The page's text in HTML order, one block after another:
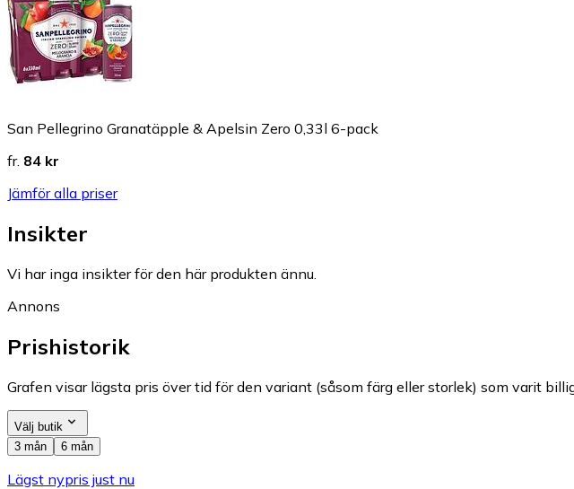
San Pellegrino Granatäpple & Apelsin Zero 0,33l 6-pack
fr. 84 kr
Jämför alla priser
Insikter
Vi har inga insikter för den här produkten ännu.
Annons
Prishistorik
Grafen visar lägsta pris över tid för den variant (såsom färg eller storlek) som varit
Välj butik
3 mån
6 mån
Lägst nypris just nu